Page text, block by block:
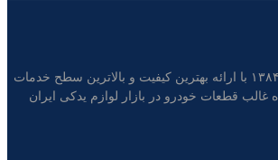
کمپانی RAYO از سال ۱۳۸۴ با ارائه بهترین کیفیت و بالاترین سطح خدمات
غالب قطعات خودرو در بازار لوازم یدکی ایران